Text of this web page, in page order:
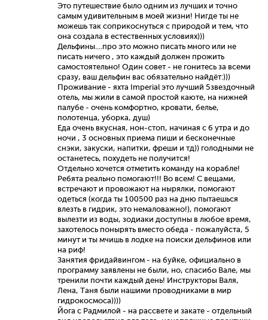
Это путешествие было одним из лучших и точно
самым удивительным в моей жизни! Нигде ты не
можешь так соприкоснуться с природой и тем, что
она создала в естественных условиях)))
Дельфины....про это можно писать много или не
писать ничего , это каждый должен прожить
самостоятельно! Один совет - не гонитесь за всеми
сразу, ваш дельфин вас обязательно найдёт:)))
Проживание - яхта Imperial это лучший 5звездочный
отель, мы жили в самой простой каюте, на нижней
палубе - очень комфортно, кровати, белье,
полотенца, уборка, душ)
Еда очень вкусная, нон-стоп, начиная с 6 утра и до
ночи , 3 основных приема пиши и бесконечные
снэки, закуски, напитки, фреши и тд)) голодными не
останетесь, похудеть не получится!
Отдельно хочется отметить команду на корабле!
Ребята реально помогают!!! Во всем! С вещами,
встречают и провожают на нырялки, помогают
одеться (когда ты 100500 раз на дню пытаешься
влезть в гидрик, это немаловажно!), помогают
вылезти из воды, зодиаки доступны в любое время,
захотелось понырять вместо обеда - пожалуйста, 5
минут и ты мчишь в лодке на поиски дельфинов или
на риф!
Занятия фридайвингом - на буйке, официально в
программу заявлены не были, но, спасибо Вале, мы
тренили почти каждый день! Инструкторы Валя,
Лена, Таня были нашими проводниками в мир
гидрокосмоса))))
Йога с Радмилой - на рассвете и закате - отдельный